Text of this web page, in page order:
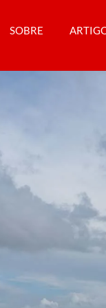
SOBRE